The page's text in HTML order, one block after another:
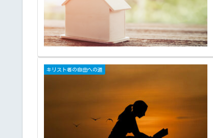
キリスト者の自由への道